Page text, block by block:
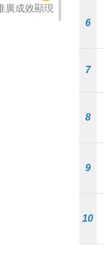
廣成效顯現
6
7
8
9
10